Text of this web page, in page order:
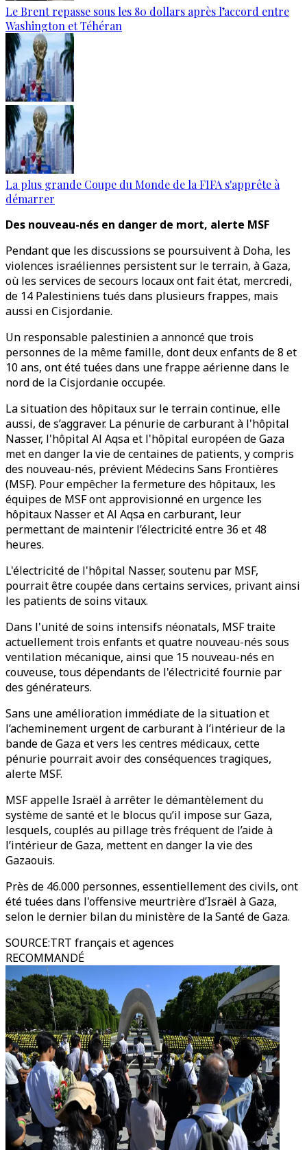
Le Brent repasse sous les 80 dollars après l’accord entre
Washington et Téhéran
La plus grande Coupe du Monde de la FIFA s'apprête à
démarrer
Des nouveau-nés en danger de mort, alerte MSF
Pendant que les discussions se poursuivent à Doha, les
violences israéliennes persistent sur le terrain, à Gaza,
où les services de secours locaux ont fait état, mercredi,
de 14 Palestiniens tués dans plusieurs frappes, mais
aussi en Cisjordanie.
Un responsable palestinien a annoncé que trois
personnes de la même famille, dont deux enfants de 8 et
10 ans, ont été tuées dans une frappe aérienne dans le
nord de la Cisjordanie occupée.
La situation des hôpitaux sur le terrain continue, elle
aussi, de s’aggraver. La pénurie de carburant à l'hôpital
Nasser, l'hôpital Al Aqsa et l'hôpital européen de Gaza
met en danger la vie de centaines de patients, y compris
des nouveau-nés, prévient Médecins Sans Frontières
(MSF). Pour empêcher la fermeture des hôpitaux, les
équipes de MSF ont approvisionné en urgence les
hôpitaux Nasser et Al Aqsa en carburant, leur
permettant de maintenir l’électricité entre 36 et 48
heures.
L'électricité de l'hôpital Nasser, soutenu par MSF,
pourrait être coupée dans certains services, privant ainsi
les patients de soins vitaux.
Dans l'unité de soins intensifs néonatals, MSF traite
actuellement trois enfants et quatre nouveau-nés sous
ventilation mécanique, ainsi que 15 nouveau-nés en
couveuse, tous dépendants de l'électricité fournie par
des générateurs.
Sans une amélioration immédiate de la situation et
l’acheminement urgent de carburant à l’intérieur de la
bande de Gaza et vers les centres médicaux, cette
pénurie pourrait avoir des conséquences tragiques,
alerte MSF.
MSF appelle Israël à arrêter le démantèlement du
système de santé et le blocus qu’il impose sur Gaza,
lesquels, couplés au pillage très fréquent de l’aide à
l’intérieur de Gaza, mettent en danger la vie des
Gazaouis.
Près de 46.000 personnes, essentiellement des civils, ont
été tuées dans l'offensive meurtrière d’Israël à Gaza,
selon le dernier bilan du ministère de la Santé de Gaza.
SOURCE:TRT français et agences
RECOMMANDÉ